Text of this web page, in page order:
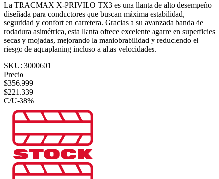
La TRACMAX X-PRIVILO TX3 es una llanta de alto desempeño
diseñada para conductores que buscan máxima estabilidad,
seguridad y confort en carretera. Gracias a su avanzada banda de
rodadura asimétrica, esta llanta ofrece excelente agarre en superficies
secas y mojadas, mejorando la maniobrabilidad y reduciendo el
riesgo de aquaplaning incluso a altas velocidades.
SKU: 3000601
Precio
$356.999
$221.339
C/U-38%